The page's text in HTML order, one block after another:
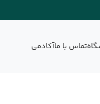
تماس با ماآکادمی